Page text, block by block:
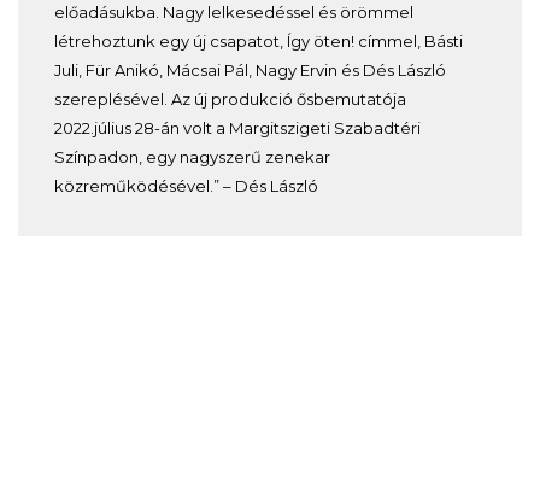
előadásukba. Nagy lelkesedéssel és örömmel
létrehoztunk egy új csapatot, Így öten! címmel, Básti
Juli, Für Anikó, Mácsai Pál, Nagy Ervin és Dés László
szereplésével. Az új produkció ősbemutatója
2022.július 28-án volt a Margitszigeti Szabadtéri
Színpadon, egy nagyszerű zenekar
közreműködésével.” – Dés László